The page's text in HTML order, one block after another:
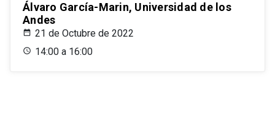
Álvaro García-Marin, Universidad de los
Andes
21 de Octubre de 2022
14:00 a 16:00